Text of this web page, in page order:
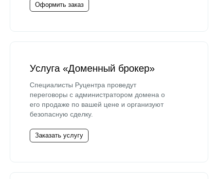
Оформить заказ
Услуга «Доменный брокер»
Специалисты Руцентра проведут
переговоры с администратором домена о
его продаже по вашей цене и организуют
безопасную сделку.
Заказать услугу